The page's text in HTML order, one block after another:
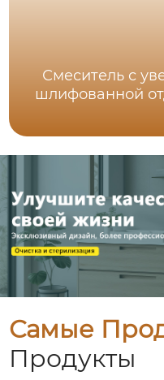
Смеситель с
шлифованной
Самые
Продукты